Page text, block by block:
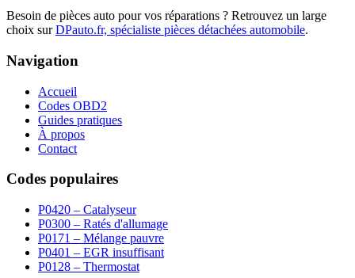
Besoin de pièces auto pour vos réparations ? Retrouvez un large
choix sur DPauto.fr, spécialiste pièces détachées automobile.
Navigation
Accueil
Codes OBD2
Guides pratiques
À propos
Contact
Codes populaires
P0420 – Catalyseur
P0300 – Ratés d'allumage
P0171 – Mélange pauvre
P0401 – EGR insuffisant
P0128 – Thermostat